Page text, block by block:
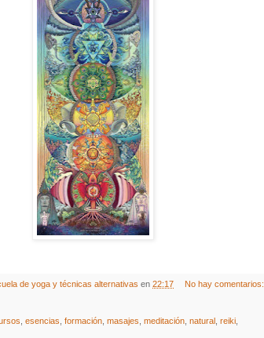
de yoga y técnicas alternativas en 22:17 No hay comentarios:
esencias formación masajes meditación natural reiki